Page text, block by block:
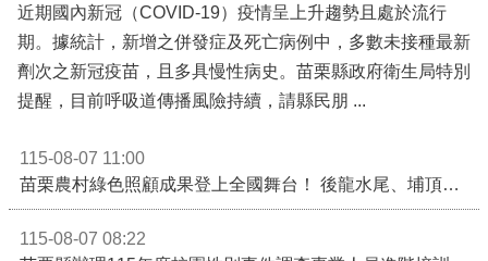
近期國內新冠（COVID-19）疫情呈上升趨勢且處於流行
期。據統計，新增之併發症及死亡病例中，多數未接種最新
劑次之新冠疫苗，且多具慢性病史。苗栗縣政府衛生局特別
115-08-07 11:00
115-08-07 08:22